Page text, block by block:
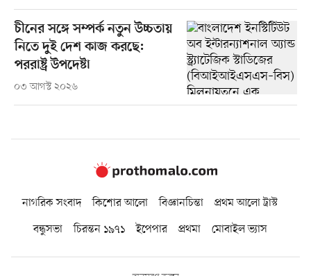
চীনের সঙ্গে সম্পর্ক নতুন উচ্চতায়
নিতে দুই দেশ কাজ করছে:
পররাষ্ট্র উপদেষ্টা
০৩ আগস্ট ২০২৬
নাগরিক সংবাদ কিশোর আলো বিজ্ঞানচিন্তা
প্রথম আলো ট্রাস্ট
বন্ধুসভা
চিরন্তন ১৯৭১ ইপেপার প্রথমা মোবাইল ভ্যাস